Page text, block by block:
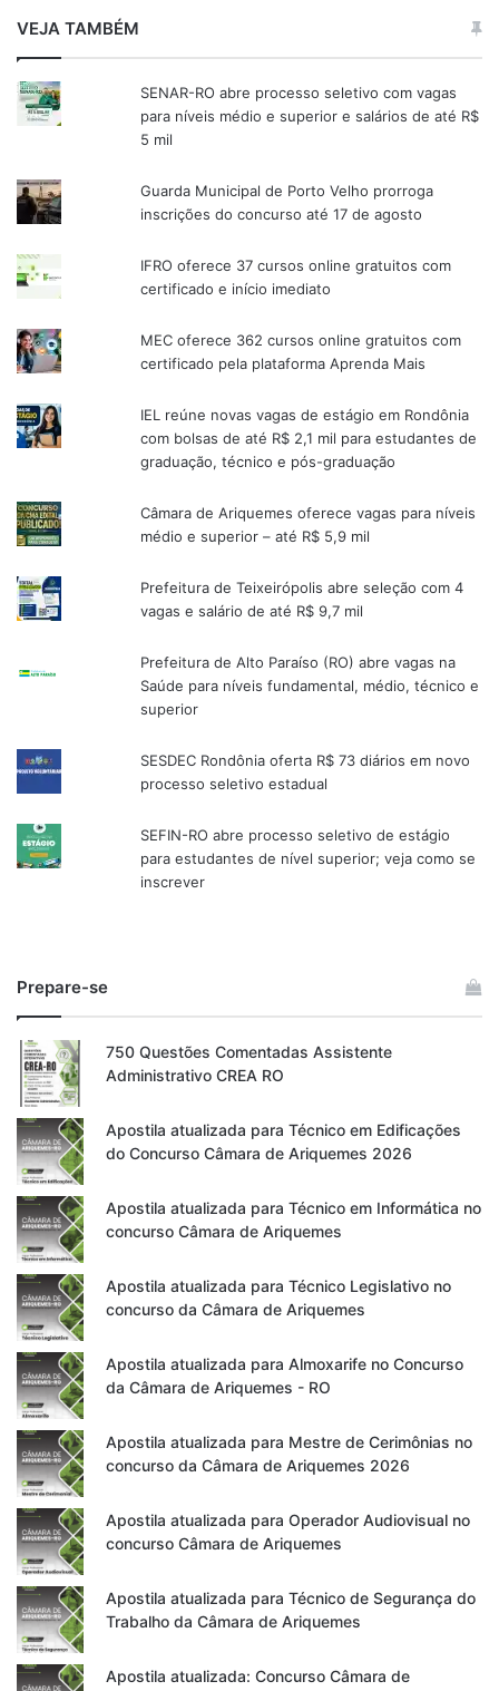
VEJA TAMBÉM
SENAR-RO abre processo seletivo com vagas
para níveis médio e superior e salários de até R$
5 mil
Guarda Municipal de Porto Velho prorroga
inscrições do concurso até 17 de agosto
IFRO oferece 37 cursos online gratuitos com
certificado e início imediato
MEC oferece 362 cursos online gratuitos com
certificado pela plataforma Aprenda Mais
IEL reúne novas vagas de estágio em Rondônia
com bolsas de até R$ 2,1 mil para estudantes de
graduação, técnico e pós-graduação
Câmara de Ariquemes oferece vagas para níveis
médio e superior – até R$ 5,9 mil
Prefeitura de Teixeirópolis abre seleção com 4
vagas e salário de até R$ 9,7 mil
Prefeitura de Alto Paraíso (RO) abre vagas na
Saúde para níveis fundamental, médio, técnico e
superior
SESDEC Rondônia oferta R$ 73 diários em novo
processo seletivo estadual
SEFIN-RO abre processo seletivo de estágio
para estudantes de nível superior; veja como se
inscrever
Prepare-se
750 Questões Comentadas Assistente
Administrativo CREA RO
Apostila atualizada para Técnico em Edificações
do Concurso Câmara de Ariquemes 2026
Apostila atualizada para Técnico em Informática no
concurso Câmara de Ariquemes
Apostila atualizada para Técnico Legislativo no
concurso da Câmara de Ariquemes
Apostila atualizada para Almoxarife no Concurso
da Câmara de Ariquemes - RO
Apostila atualizada para Mestre de Cerimônias no
concurso da Câmara de Ariquemes 2026
Apostila atualizada para Operador Audiovisual no
concurso Câmara de Ariquemes
Apostila atualizada para Técnico de Segurança do
Trabalho da Câmara de Ariquemes
Apostila atualizada: Concurso Câmara de